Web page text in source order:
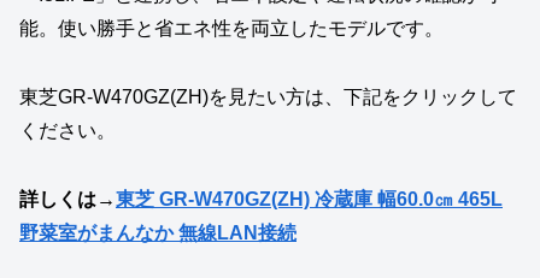
能。使い勝手と省エネ性を両立したモデルです。
東芝GR‑W470GZ(ZH)を見たい方は、下記をクリックして
ください。
詳しくは→東芝 GR-W470GZ(ZH) 冷蔵庫 幅60.0㎝ 465L
野菜室がまんなか 無線LAN接続